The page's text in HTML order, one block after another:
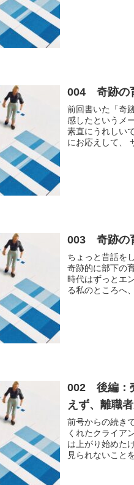
004 奇跡の
前回書いた「奇
感したというメ
素直にうれしいですね♪ 今回は「もっと読みた
にお応えして、
003 奇跡の
ちょっと昔話をします。 組織変革についての
奇跡的に部下の育成
時代はずっとエ
る私のところへ
002 後編：
えず、離職
前号からの続きです。 リストラされてから半年後に、
くれたクライアント
は上がり始めたけど
見られないこと